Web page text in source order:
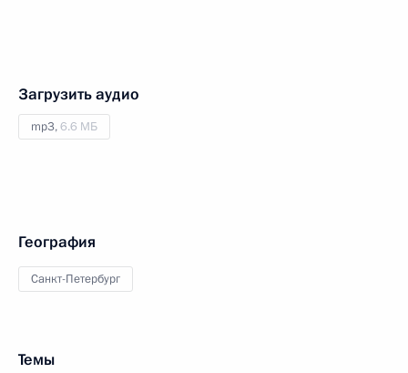
Загрузить аудио
mp3,6.6 МБ
География
Санкт-Петербург
Темы